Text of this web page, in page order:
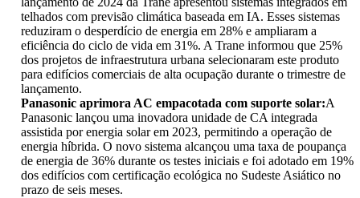
telhados com previsão climática baseada em IA. Esses sistemas
reduziram o desperdício de energia em 28% e ampliaram a
eficiência do ciclo de vida em 31%. A Trane informou que 25%
dos projetos de infraestrutura urbana selecionaram este produto
para edifícios comerciais de alta ocupação durante o trimestre de
lançamento.
Panasonic aprimora AC empacotada com suporte solar:A
Panasonic lançou uma inovadora unidade de CA integrada
assistida por energia solar em 2023, permitindo a operação de
energia híbrida. O novo sistema alcançou uma taxa de poupança
de energia de 36% durante os testes iniciais e foi adotado em 19%
dos edifícios com certificação ecológica no Sudeste Asiático no
prazo de seis meses.